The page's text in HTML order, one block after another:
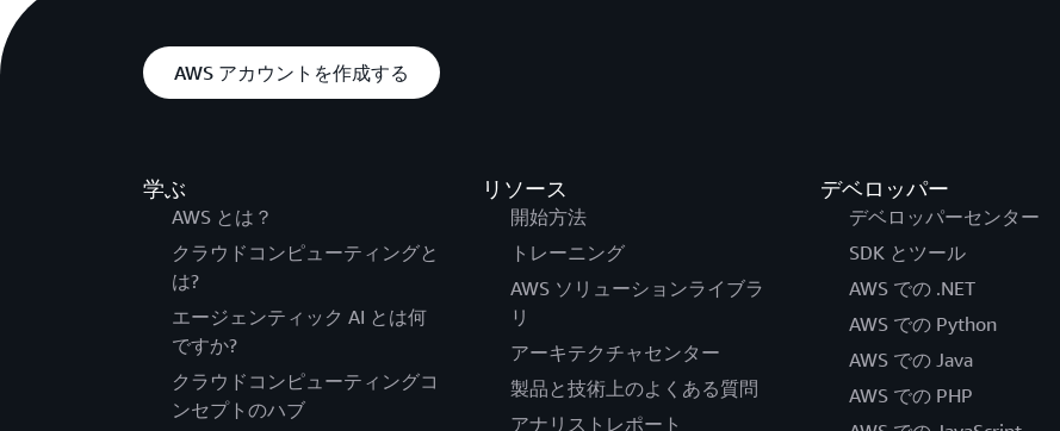
AWS アカウントを作成する
学ぶ
AWS とは？
クラウドコンピューティングと
は?
エージェンティック AI とは何
ですか?
クラウドコンピューティングコ
ンセプトのハブ
リソース
開始方法
トレーニング
AWS ソリューションライブラ
リ
アーキテクチャセンター
製品と技術上のよくある質問
アナリストレポート
デベロッパー
デベロッパーセンター
SDK とツール
AWS での .NET
AWS での Python
AWS での Java
AWS での PHP